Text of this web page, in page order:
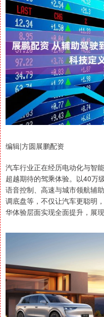
编辑|方圆展鹏配资
汽车行业正在经历电动化与智
超越期待的驾乘体验。以40万
语音控制、高速与城市领航辅
调底盘等，不仅让汽车更聪明
华体验层面实现全面提升，展